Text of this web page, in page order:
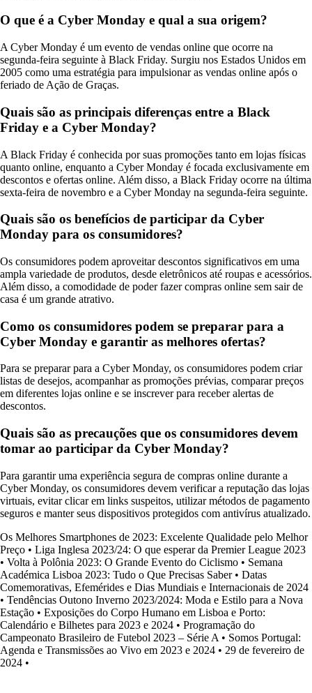
O que é a Cyber Monday e qual a sua origem?
A Cyber Monday é um evento de vendas online que ocorre na
segunda-feira seguinte à Black Friday. Surgiu nos Estados Unidos em
2005 como uma estratégia para impulsionar as vendas online após o
feriado de Ação de Graças.
Quais são as principais diferenças entre a Black
Friday e a Cyber Monday?
A Black Friday é conhecida por suas promoções tanto em lojas físicas
quanto online, enquanto a Cyber Monday é focada exclusivamente em
descontos e ofertas online. Além disso, a Black Friday ocorre na última
sexta-feira de novembro e a Cyber Monday na segunda-feira seguinte.
Quais são os benefícios de participar da Cyber
Monday para os consumidores?
Os consumidores podem aproveitar descontos significativos em uma
ampla variedade de produtos, desde eletrônicos até roupas e acessórios.
Além disso, a comodidade de poder fazer compras online sem sair de
casa é um grande atrativo.
Como os consumidores podem se preparar para a
Cyber Monday e garantir as melhores ofertas?
Para se preparar para a Cyber Monday, os consumidores podem criar
listas de desejos, acompanhar as promoções prévias, comparar preços
em diferentes lojas online e se inscrever para receber alertas de
descontos.
Quais são as precauções que os consumidores devem
tomar ao participar da Cyber Monday?
Para garantir uma experiência segura de compras online durante a
Cyber Monday, os consumidores devem verificar a reputação das lojas
virtuais, evitar clicar em links suspeitos, utilizar métodos de pagamento
seguros e manter seus dispositivos protegidos com antivírus atualizado.
Os Melhores Smartphones de 2023: Excelente Qualidade pelo Melhor
Preço • Liga Inglesa 2023/24: O que esperar da Premier League 2023
• Volta à Polônia 2023: O Grande Evento do Ciclismo • Semana
Académica Lisboa 2023: Tudo o Que Precisas Saber• Datas
Comemorativas, Efemérides e Dias Mundiais e Internacionais de 2024
• Tendências Outono Inverno 2023/2024: Moda e Estilo para a Nova
Estação • Exposições do Corpo Humano em Lisboa e Porto:
Calendário e Bilhetes para 2023 e 2024 • Programação do
Campeonato Brasileiro de Futebol 2023 – Série A • Somos Portugal:
Agenda e Transmissões ao Vivo em 2023 e 2024 • 29 de fevereiro de
2024 •